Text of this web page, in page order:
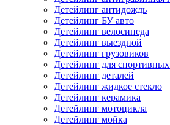
Детейлинг антидождь
Детейлинг БУ авто
Детейлинг велосипеда
Детейлинг выездной
Детейлинг грузовиков
Детейлинг для
Детейлинг деталей
Детейлинг жидкое стекло
Детейлинг керамика
Детейлинг мотоцикла
Детейлинг мойка